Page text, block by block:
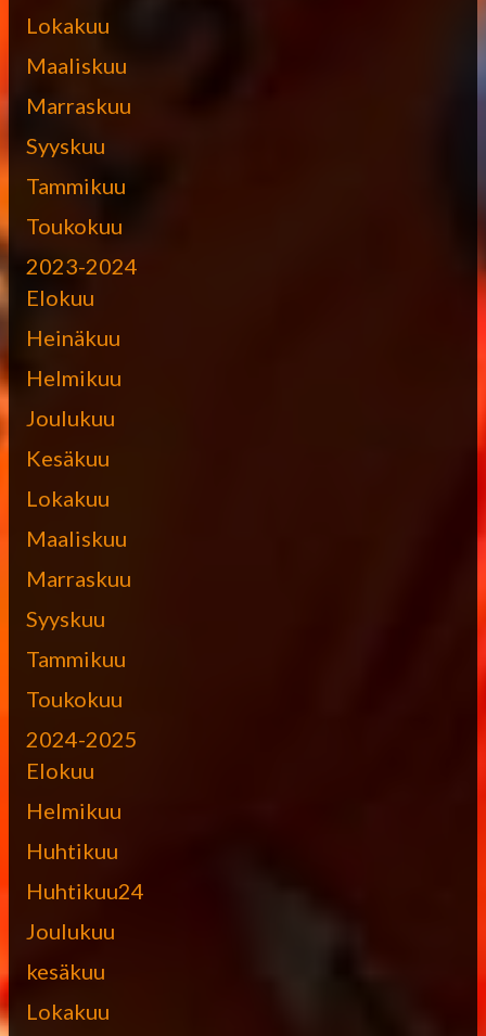
Lokakuu
Maaliskuu
Marraskuu
Syyskuu
Tammikuu
Toukokuu
2023-2024
Elokuu
Heinäkuu
Helmikuu
Joulukuu
Kesäkuu
Lokakuu
Maaliskuu
Marraskuu
Syyskuu
Tammikuu
Toukokuu
2024-2025
Elokuu
Helmikuu
Huhtikuu
Huhtikuu24
Joulukuu
kesäkuu
Lokakuu